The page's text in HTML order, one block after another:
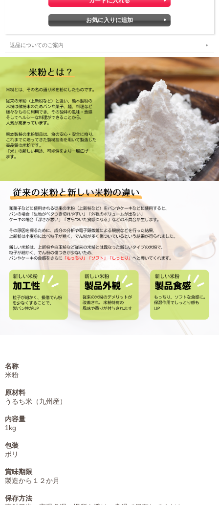
返品についてのご案内
名称
米粉
原材料
うるち米（九州産）
内容量
1kg
包装
ポリ
賞味期限
製造から１２か月
保存方法